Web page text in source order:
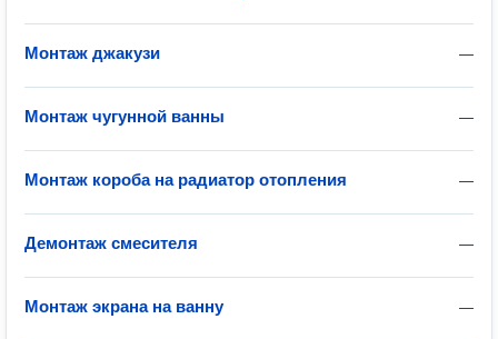
—
Монтаж джакузи
—
Монтаж чугунной ванны
—
Монтаж короба на радиатор отопления
—
Демонтаж смесителя
—
Монтаж экрана на ванну